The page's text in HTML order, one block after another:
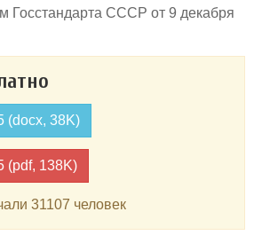
Госстандарта СССР от 9 декабря
(docx, 38K)
(pdf, 138K)
31107 человек